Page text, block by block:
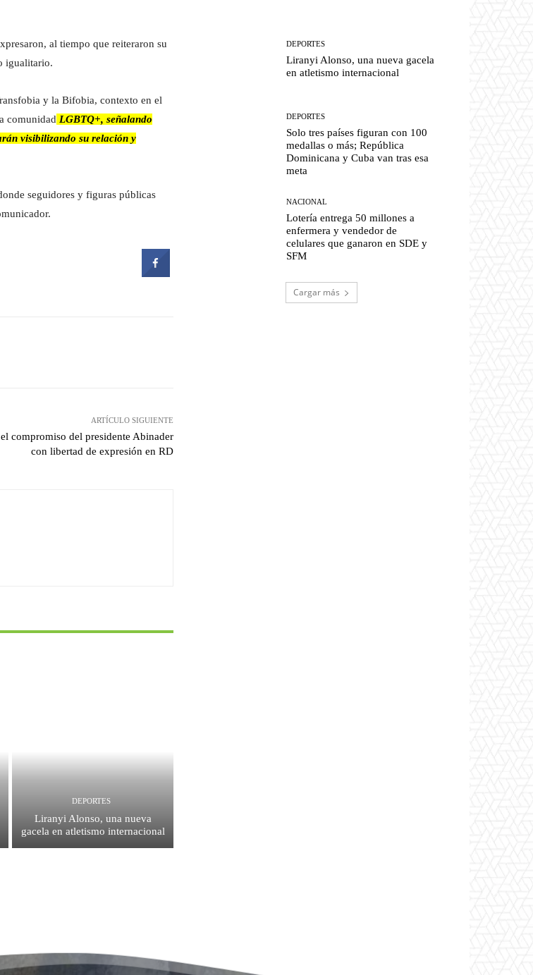
al tiempo que reiteraron su
igualitario.
y la Bifobia, contexto en el
comunidad LGBTQ+, señalando
visibilizando su relación y
seguidores y figuras públicas
ARTÍCULO SIGUIENTE
compromiso del presidente Abinader
con libertad de expresión en RD
DEPORTES
Liranyi Alonso, una nueva
gacela en atletismo internacional
DEPORTES
Liranyi Alonso, una nueva gacela
en atletismo internacional
DEPORTES
Solo tres países figuran con 100
medallas o más; República
Dominicana y Cuba van tras esa
meta
NACIONAL
Lotería entrega 50 millones a
enfermera y vendedor de
celulares que ganaron en SDE y
SFM
Cargar más